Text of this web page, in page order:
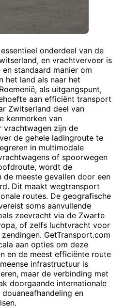
onderdeel van de
en vrachtvervoer is
standaard manier om
het land als naar het
als uitgangspunt,
aan efficiënt transport
Zwitserland deel van
kenmerken van
vrachtwagen zijn de
de gehele ladingroute te
in multimodale
of spoorwegen
wordt de
de meeste gevallen door een
Dit maakt wegtransport
routes. De geografische
soms aanvullende
zeevracht via de Zwarte
of zelfs luchtvracht voor
GetTransport.com
aan opties om deze
en de meest efficiënte route
infrastructuur is
maar de verbinding met
doorgaande internationale
en